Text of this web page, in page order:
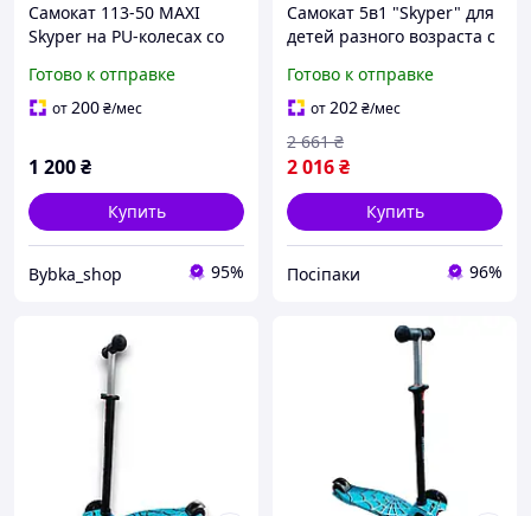
Самокат 113-50 MAXI
Skyper на PU-колесах со
Компактный, легкий,
упакованный в пакет.
Готово к отправке
от200₴/мес
1 200₴
Купить
Bybka_shop 95%
Самокат 5в1 "Skyper" для
детей разного возраста с
удобной платформой (GH-
51784)
Готово к отправке
от202₴/мес
2 016₴
2 661 ₴
Купить
Посіпаки 96%